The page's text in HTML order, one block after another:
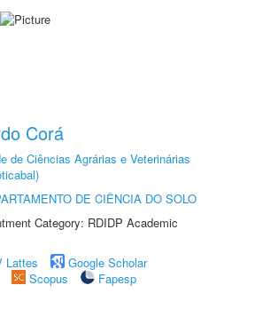
Corá
de Ciências Agrárias e Veterinárias
DE CIÊNCIA DO SOLO
Category: RDIDP Academic
Lattes
Google Scholar
Scopus
Fapesp